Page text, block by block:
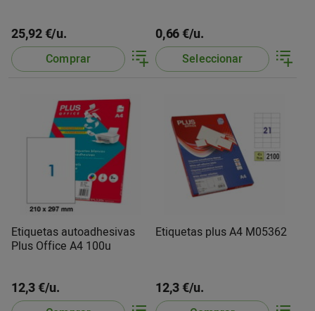
25,92 €/u.
Comprar
0,66 €/u.
Seleccionar
Etiquetas autoadhesivas
Plus Office A4 100u
12,3 €/u.
Etiquetas plus A4 M05362
12,3 €/u.